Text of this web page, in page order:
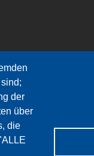
der
über
die